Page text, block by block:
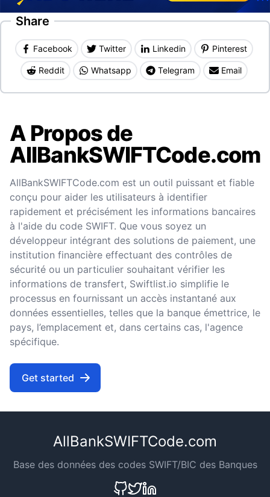
Share
Facebook Twitter Linkedin Pinterest
Reddit Whatsapp Telegram Email
A Propos de
AllBankSWIFTCode.com
AllBankSWIFTCode.com est un outil puissant et fiable
conçu pour aider les utilisateurs à identifier
rapidement et précisément les informations bancaires
à l'aide du code SWIFT. Que vous soyez un
développeur intégrant des solutions de paiement, une
institution financière effectuant des contrôles de
sécurité ou un particulier souhaitant vérifier les
informations de transfert, Swiftlist.io simplifie le
processus en fournissant un accès instantané aux
données essentielles, telles que la banque émettrice, le
pays, l’emplacement et, dans certains cas, l'agence
spécifique.
Get started
AllBankSWIFTCode.com
Base des données des codes SWIFT/BIC des Banques